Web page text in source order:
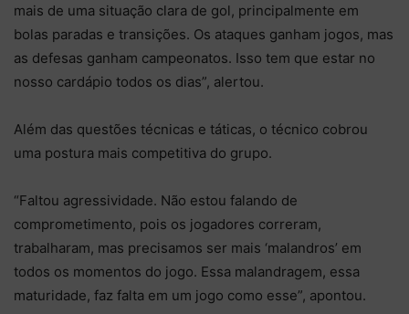
mais de uma situação clara de gol, principalmente em
bolas paradas e transições. Os ataques ganham jogos, mas
as defesas ganham campeonatos. Isso tem que estar no
nosso cardápio todos os dias”, alertou.
Além das questões técnicas e táticas, o técnico cobrou
uma postura mais competitiva do grupo.
“Faltou agressividade. Não estou falando de
comprometimento, pois os jogadores correram,
trabalharam, mas precisamos ser mais ‘malandros’ em
todos os momentos do jogo. Essa malandragem, essa
maturidade, faz falta em um jogo como esse”, apontou.